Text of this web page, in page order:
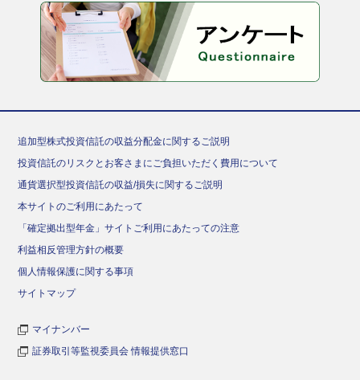
追加型株式投資信託の収益分配金に関するご説明
投資信託のリスクとお客さまにご負担いただく費用について
通貨選択型投資信託の収益/損失に関するご説明
本サイトのご利用にあたって
「確定拠出型年金」サイトご利用にあたっての注意
利益相反管理方針の概要
個人情報保護に関する事項
サイトマップ
マイナンバー
証券取引等監視委員会 情報提供窓口